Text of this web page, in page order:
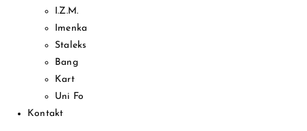
I.Z.M.
Imenka
Staleks
Bang
Kart
Uni Fo
Kontakt